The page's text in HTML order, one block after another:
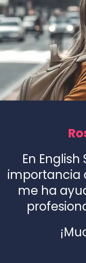
En
importancia
me ha